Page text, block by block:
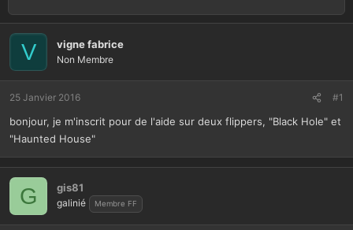
u
d
e
l
a
i
s
u
s
s
o
d
e
b
V vigne fabrice
Non Membre
25 Janvier 2016 #1
bonjour, je m'inscrit pour de l'aide sur deux flippers, "Black Hole" et
"Haunted House"
G gis81
galinié Membre FF